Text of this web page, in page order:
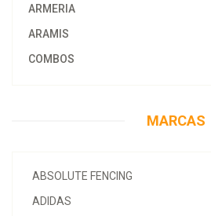
ARMERIA
ARAMIS
COMBOS
MARCAS
ABSOLUTE FENCING
ADIDAS